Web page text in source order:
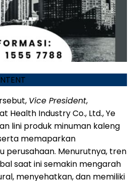
Vice President,
Health Industry Co., Ltd., Ye
lini produk minuman kaleng
memaparkan
perusahaan. Menurutnya, tren
saat ini semakin mengarah
menyehatkan, dan memiliki